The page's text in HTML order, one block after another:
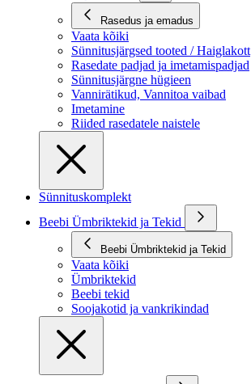
Rasedus ja emadus
Vaata kõiki
Sünnitusjärgsed tooted / Haiglakott
Rasedate padjad ja imetamispadjad
Sünnitusjärgne hügieen
Vannirätikud, Vannitoa vaibad
Imetamine
Riided rasedatele naistele
Sünnituskomplekt
Beebi Ümbriktekid ja Tekid
Beebi Ümbriktekid ja Tekid
Vaata kõiki
Ümbriktekid
Beebi tekid
Soojakotid ja vankrikindad